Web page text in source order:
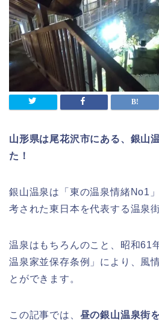
山形県は尾花沢市にある、銀山
た！
銀山温泉は「東の温泉情緒No1
考された東日本を代表する温泉街
温泉はもちろんのこと、昭和61
温泉家並保存条例」により、風
とができます。
この記事では、 昼の銀山温泉街